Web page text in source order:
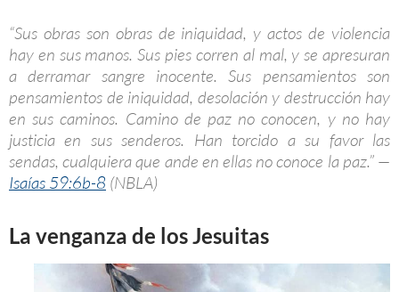
“Sus obras son obras de iniquidad, y actos de violencia
hay en sus manos. Sus pies corren al mal, y se apresuran
a derramar sangre inocente. Sus pensamientos son
pensamientos de iniquidad, desolación y destrucción hay
en sus caminos. Camino de paz no conocen, y no hay
justicia en sus senderos. Han torcido a su favor las
sendas, cualquiera que ande en ellas no conoce la paz.” —
Isaías 59:6b-8 (NBLA)
La venganza de los Jesuitas